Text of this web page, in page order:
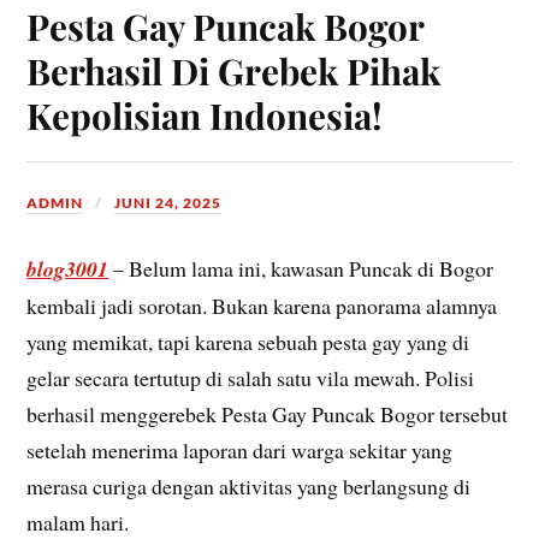
Pesta Gay Puncak Bogor
Berhasil Di Grebek Pihak
Kepolisian Indonesia!
ADMIN JUNI 24, 2025
blog3001 – Belum lama ini, kawasan Puncak di Bogor
kembali jadi sorotan. Bukan karena panorama alamnya
yang memikat, tapi karena sebuah pesta gay yang di
gelar secara tertutup di salah satu vila mewah. Polisi
berhasil menggerebek Pesta Gay Puncak Bogor tersebut
setelah menerima laporan dari warga sekitar yang
merasa curiga dengan aktivitas yang berlangsung di
malam hari.